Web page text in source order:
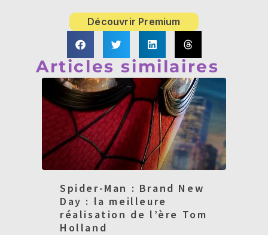
Découvrir Premium
Articles similaires
Spider-Man : Brand New
Day : la meilleure
réalisation de l’ère Tom
Holland